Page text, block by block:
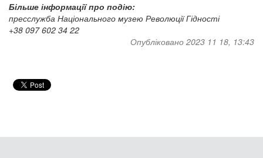
Більше інформації про подію:
пресслужба Національного музею Революції Гідності
+38 097 602 34 22
Опубліковано 2023 11 18, 13:43